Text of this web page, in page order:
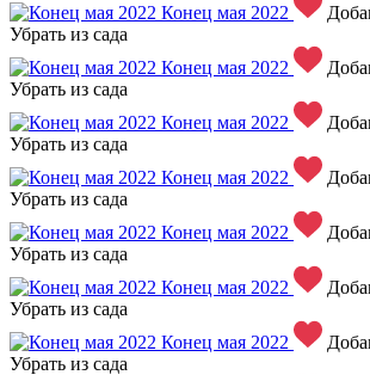
Конец мая 2022
Убрать из сада
Конец мая 2022
Убрать из сада
Конец мая 2022
Убрать из сада
Конец мая 2022
Убрать из сада
Конец мая 2022
Убрать из сада
Конец мая 2022
Убрать из сада
Конец мая 2022
Убрать из сада